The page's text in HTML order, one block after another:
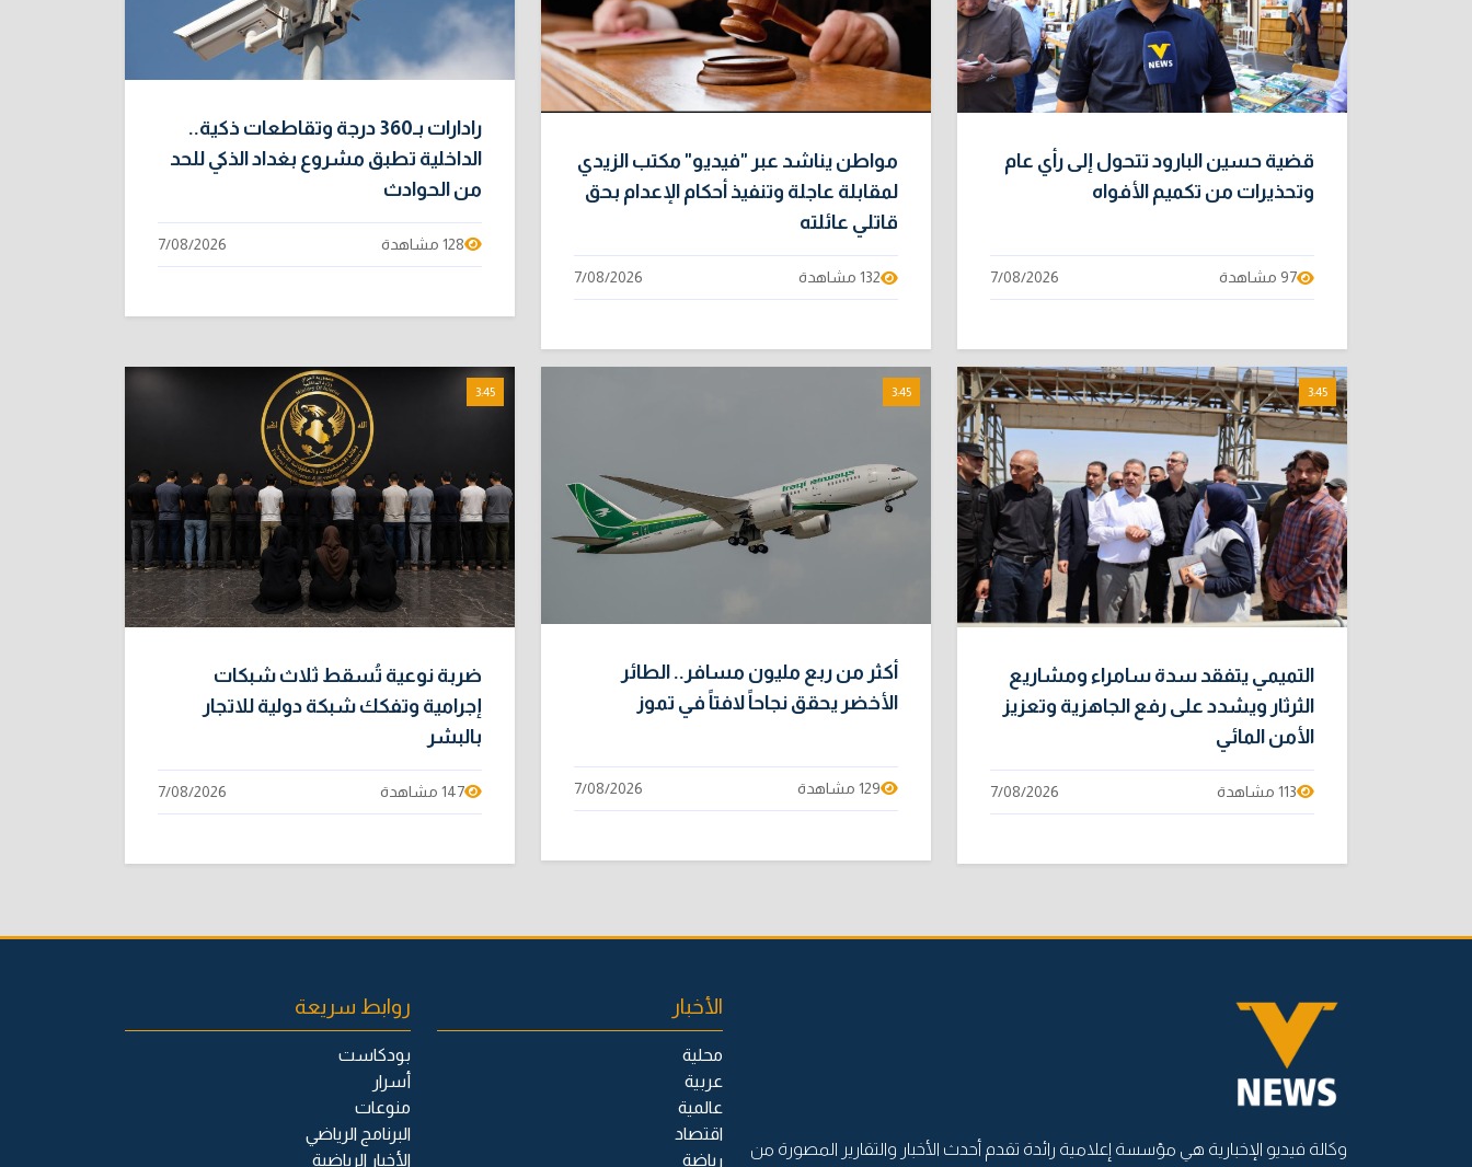
قضية حسين البارود تتحول إلى رأي عام
وتحذيرات من تكميم الأفواه
97 مشاهدة 7/08/2026
مواطن يناشد عبر "فيديو" مكتب الزيدي
لمقابلة عاجلة وتنفيذ أحكام الإعدام بحق
قاتلي عائلته
132 مشاهدة 7/08/2026
رادارات بـ360 درجة وتقاطعات ذكية..
الداخلية تطبق مشروع بغداد الذكي للحد
من الحوادث
128 مشاهدة 7/08/2026
3:45
التميمي يتفقد سدة سامراء ومشاريع
الثرثار ويشدد على رفع الجاهزية وتعزيز
الأمن المائي
113 مشاهدة 7/08/2026
3:45
أكثر من ربع مليون مسافر.. الطائر
الأخضر يحقق نجاحاً لافتاً في تموز
129 مشاهدة 7/08/2026
3:45
ضربة نوعية تُسقط ثلاث شبكات
إجرامية وتفكك شبكة دولية للاتجار
بالبشر
147 مشاهدة 7/08/2026
وكالة فيديو الإخبارية هي مؤسسة إعلامية رائدة تقدم أحدث الأخبار والتقارير المصورة من
الأخبار
محلية
عربية
عالمية
اقتصاد
رياضة
روابط سريعة
بودكاست
أسرار
منوعات
البرنامج الرياضي
الأخبار الرياضية